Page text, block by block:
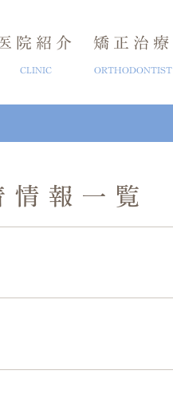
院紹介
CLINIC
よくある質問
矯正治療
ORTHODONTIST
セラミック治療
情報一覧